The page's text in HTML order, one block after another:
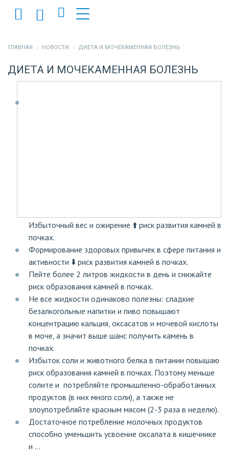
ГЛАВНАЯ НОВОСТИ ДИЕТА И МОЧЕКАМЕННАЯ БОЛЕЗНЬ
ДИЕТА И МОЧЕКАМЕННАЯ БОЛЕЗНЬ
Избыточный вес и ожирение ⬆️ риск развития камней в
почках.
Формирование здоровых привычек в сфере питания и
активности ⬇️ риск развития камней в почках.
Пейте более 2 литров жидкости в день и снижайте
риск образования камней в почках.
Не все жидкости одинаково полезны: сладкие
безалкогольные напитки и пиво повышают
концентрацию кальция, оксасатов и мочевой кислоты
в моче, а значит выше шанс получить камень в
почках.
Избыток соли и животного белка в питании повышаю
риск образования камней в почках. Поэтому меньше
солите и потребляйте промышленно-обработанных
продуктов (в них много соли), а также не
злоупотребляйте красным мясом (2-3 раза в неделю).
Достаточное потребление молочных продуктов
способно уменьшить усвоение оксалата в кишечнике
и ...